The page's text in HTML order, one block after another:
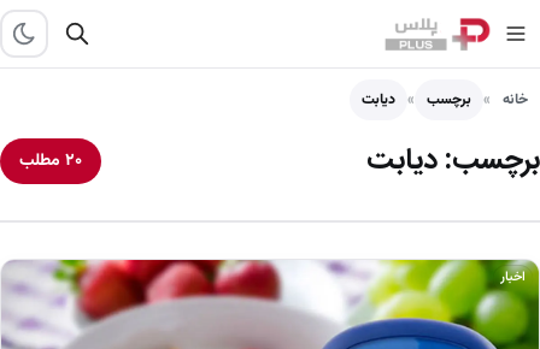
خانه برچسب دیابت
برچسب:دیابت ۲۰ مطلب
اخبار